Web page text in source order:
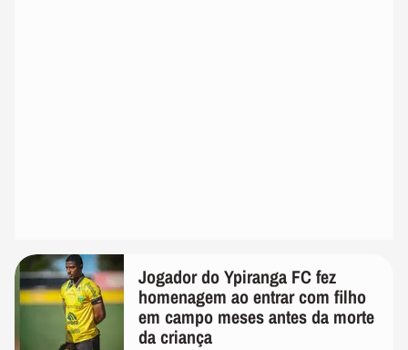
Jogador do Ypiranga FC fez
homenagem ao entrar com filho
em campo meses antes da morte
da criança